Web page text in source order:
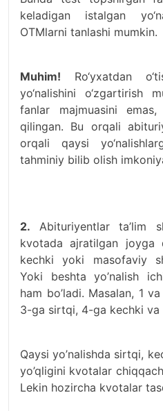
keladigan istalgan
OTMlarni tanlashi mumkin.
Muhim! Ro‘yxatdan
yo‘nalishini o‘zgartirish
fanlar majmuasini emas,
qilingan. Bu orqali
orqali qaysi
tahminiy bilib olish
2. Abituriyentlar ta’lim
kvotada ajratilgan joyga
kechki yoki masofaviy
Yoki beshta yo’nalish
ham bo’ladi. Masalan, 1
3-ga sirtqi, 4-ga kechki
Qaysi yo’nalishda sirtqi,
yo’qligini kvotalar
Lekin hozircha kvotalar